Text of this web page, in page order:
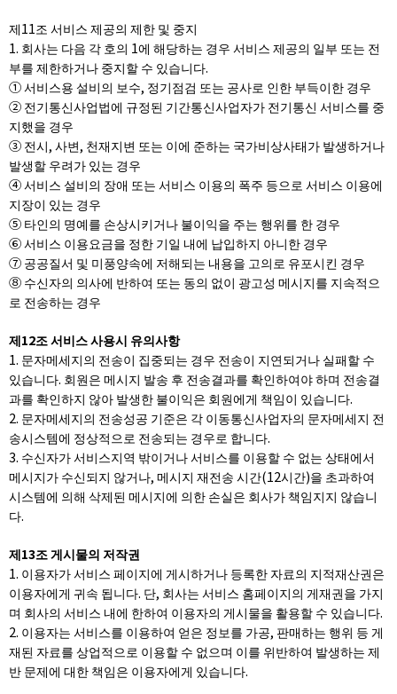
제11조 서비스 제공의 제한 및 중지
1. 회사는 다음 각 호의 1에 해당하는 경우 서비스 제공의 일부 또는 전
부를 제한하거나 중지할 수 있습니다.
① 서비스용 설비의 보수, 정기점검 또는 공사로 인한 부득이한 경우
② 전기통신사업법에 규정된 기간통신사업자가 전기통신 서비스를 중
지했을 경우
③ 전시, 사변, 천재지변 또는 이에 준하는 국가비상사태가 발생하거나
발생할 우려가 있는 경우
④ 서비스 설비의 장애 또는 서비스 이용의 폭주 등으로 서비스 이용에
지장이 있는 경우
⑤ 타인의 명예를 손상시키거나 불이익을 주는 행위를 한 경우
⑥ 서비스 이용요금을 정한 기일 내에 납입하지 아니한 경우
⑦ 공공질서 및 미풍양속에 저해되는 내용을 고의로 유포시킨 경우
⑧ 수신자의 의사에 반하여 또는 동의 없이 광고성 메시지를 지속적으
로 전송하는 경우
제12조 서비스 사용시 유의사항
1. 문자메세지의 전송이 집중되는 경우 전송이 지연되거나 실패할 수
있습니다. 회원은 메시지 발송 후 전송결과를 확인하여야 하며 전송결
과를 확인하지 않아 발생한 불이익은 회원에게 책임이 있습니다.
2. 문자메세지의 전송성공 기준은 각 이동통신사업자의 문자메세지 전
송시스템에 정상적으로 전송되는 경우로 합니다.
3. 수신자가 서비스지역 밖이거나 서비스를 이용할 수 없는 상태에서
메시지가 수신되지 않거나, 메시지 재전송 시간(12시간)을 초과하여
시스템에 의해 삭제된 메시지에 의한 손실은 회사가 책임지지 않습니
다.
제13조 게시물의 저작권
1. 이용자가 서비스 페이지에 게시하거나 등록한 자료의 지적재산권은
이용자에게 귀속 됩니다. 단, 회사는 서비스 홈페이지의 게재권을 가지
며 회사의 서비스 내에 한하여 이용자의 게시물을 활용할 수 있습니다.
2. 이용자는 서비스를 이용하여 얻은 정보를 가공, 판매하는 행위 등 게
재된 자료를 상업적으로 이용할 수 없으며 이를 위반하여 발생하는 제
반 문제에 대한 책임은 이용자에게 있습니다.